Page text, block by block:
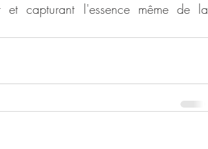
capturant l'essence même de la